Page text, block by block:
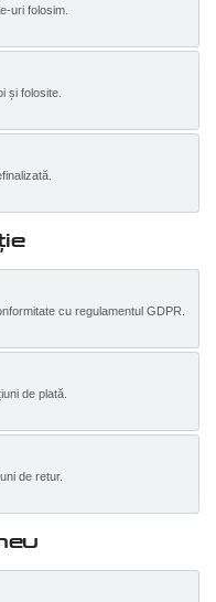
uri folosim.
și folosite.
cu regulamentul GDPR.
de plată.
de retur.